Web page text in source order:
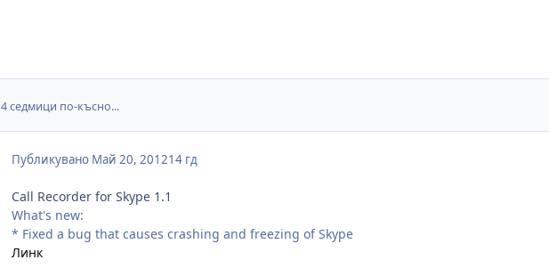
4 седмици по-късно...
Публикувано Май 20, 201214 гд
Call Recorder for Skype 1.1
What's new:
* Fixed a bug that causes crashing and freezing of Skype
Линк